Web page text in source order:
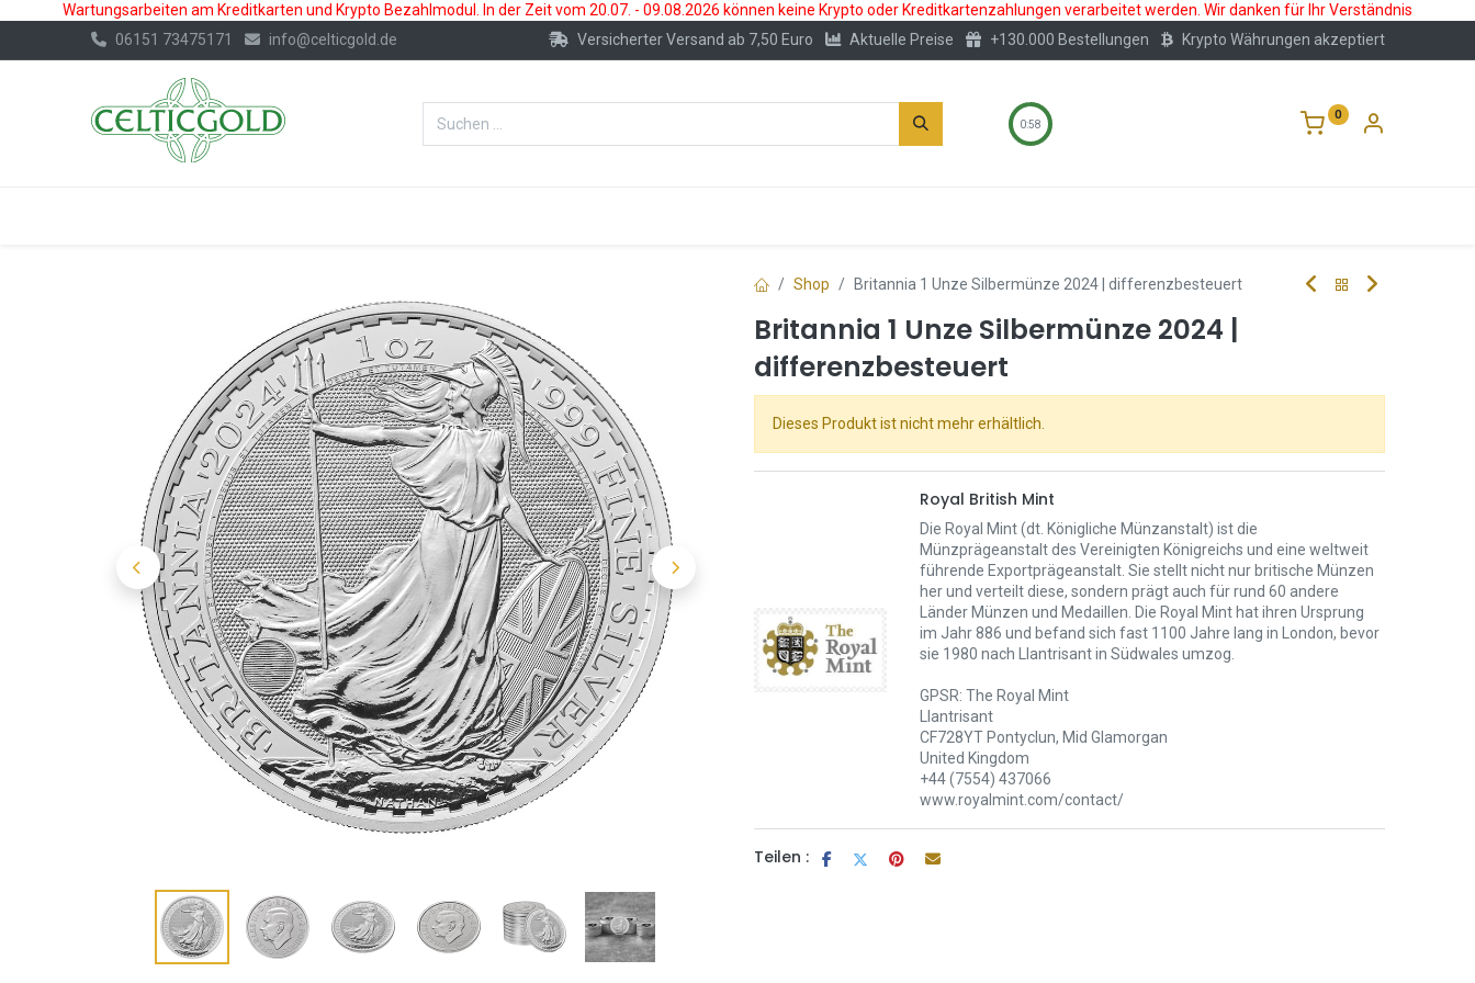
Wartungsarbeiten am Kreditkarten und Krypto Bezahlmodul. In der Zeit vom 20.07. - 09.08.2026 können keine Krypto oder Kreditkartenzahlungen verarbeitet werden. Wir danken für Ihr Verständnis
06151 73475171
info@celticgold.de Versicherter Versand ab 7,50 Euro Aktuelle Preise +130.000 Bestellungen Krypto Währungen akzeptiert
0:57
0
Shop Britannia 1 Unze Silbermünze 2024 | differenzbesteuert
Britannia 1 Unze Silbermünze 2024 |
differenzbesteuert
Dieses Produkt ist nicht mehr erhältlich.
Royal British Mint
Die Royal Mint (dt. Königliche Münzanstalt) ist die
Münzprägeanstalt des Vereinigten Königreichs und eine weltweit
führende Exportprägeanstalt. Sie stellt nicht nur britische Münzen
her und verteilt diese, sondern prägt auch für rund 60 andere
Länder Münzen und Medaillen. Die Royal Mint hat ihren Ursprung
im Jahr 886 und befand sich fast 1100 Jahre lang in London, bevor
sie 1980 nach Llantrisant in Südwales umzog.
GPSR: The Royal Mint
Llantrisant
CF728YT Pontyclun, Mid Glamorgan
United Kingdom
+44 (7554) 437066
www.royalmint.com/contact/
Teilen :